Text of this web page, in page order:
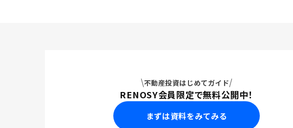
不動産投資はじめてガイド
RENOSY会員限定で無料公開中！
まずは資料をみてみる